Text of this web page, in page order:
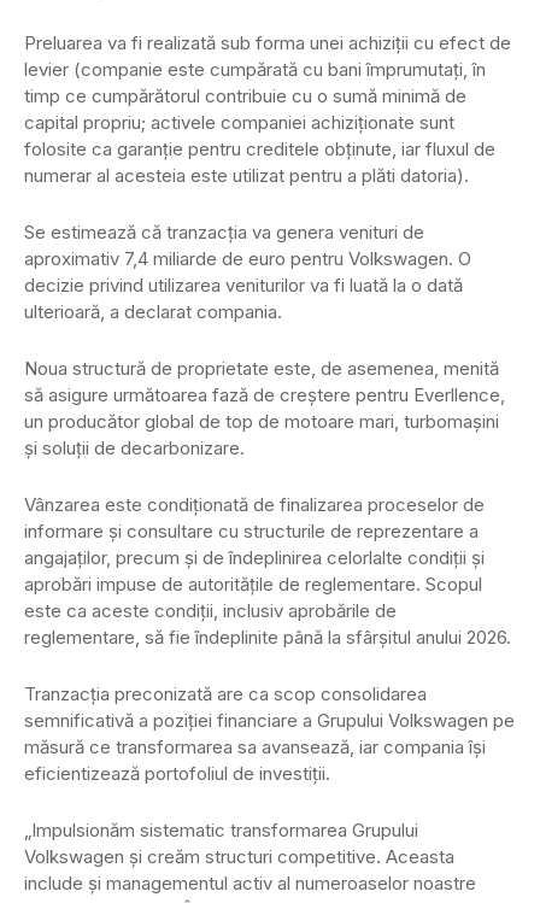
Preluarea va fi realizată sub forma unei achiziții cu efect de
levier (companie este cumpărată cu bani împrumutați, în
timp ce cumpărătorul contribuie cu o sumă minimă de
capital propriu; activele companiei achiziționate sunt
folosite ca garanție pentru creditele obținute, iar fluxul de
numerar al acesteia este utilizat pentru a plăti datoria).
Se estimează că tranzacția va genera venituri de
aproximativ 7,4 miliarde de euro pentru Volkswagen. O
decizie privind utilizarea veniturilor va fi luată la o dată
ulterioară, a declarat compania.
Noua structură de proprietate este, de asemenea, menită
să asigure următoarea fază de creștere pentru Everllence,
un producător global de top de motoare mari, turbomașini
și soluții de decarbonizare.
Vânzarea este condiționată de finalizarea proceselor de
informare și consultare cu structurile de reprezentare a
angajaților, precum și de îndeplinirea celorlalte condiții și
aprobări impuse de autoritățile de reglementare. Scopul
este ca aceste condiții, inclusiv aprobările de
reglementare, să fie îndeplinite până la sfârșitul anului 2026.
Tranzacția preconizată are ca scop consolidarea
semnificativă a poziției financiare a Grupului Volkswagen pe
măsură ce transformarea sa avansează, iar compania își
eficientizează portofoliul de investiții.
„Impulsionăm sistematic transformarea Grupului
Volkswagen și creăm structuri competitive. Aceasta
include și managementul activ al numeroaselor noastre